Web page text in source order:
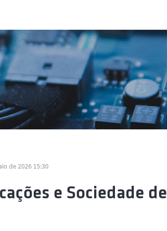
de 2026 15:30
e Sociedade de